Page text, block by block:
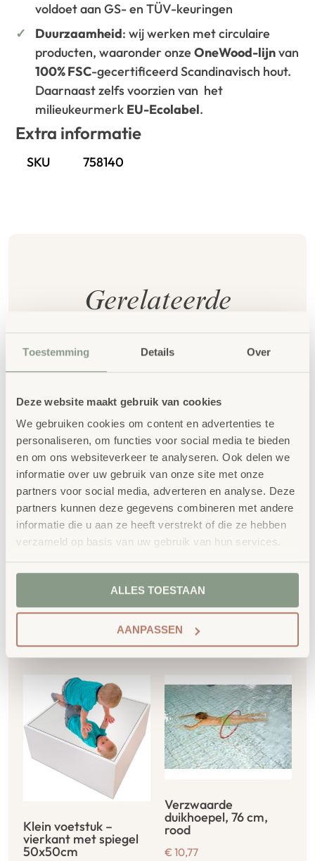
Toestemming Details Over
Deze website maakt gebruik van cookies
We gebruiken cookies om content en advertenties te
personaliseren, om functies voor social media te bieden
en om ons websiteverkeer te analyseren. Ook delen we
informatie over uw gebruik van onze site met onze
partners voor social media, adverteren en analyse. Deze
partners kunnen deze gegevens combineren met andere
informatie die u aan ze heeft verstrekt of die ze hebben
verzameld op basis van uw gebruik van hun services.
ALLES TOESTAAN
AANPASSEN
voldoet aan GS- en TÜV-keuringen
Duurzaamheid: wij werken met circulaire
producten, waaronder onzeOneWood-lijnvan
100% FSC-gecertificeerd Scandinavisch hout.
Daarnaast zelfs voorzien van het
milieukeurmerk EU-Ecolabel.
Extra informatie
SKU 758140
Gerelateerde
producten
Sokkel – vierkant
75x75cm
€377,06
Toevoegen aan
Klein voetstuk –
vierkant om te vullen
50x50cm
€256,29
Toevoegen aan
winkelwagen
Klein voetstuk –
vierkant met spiegel
50x50cm
Verzwaarde
duikhoepel, 76 cm,
rood
€ 10,77